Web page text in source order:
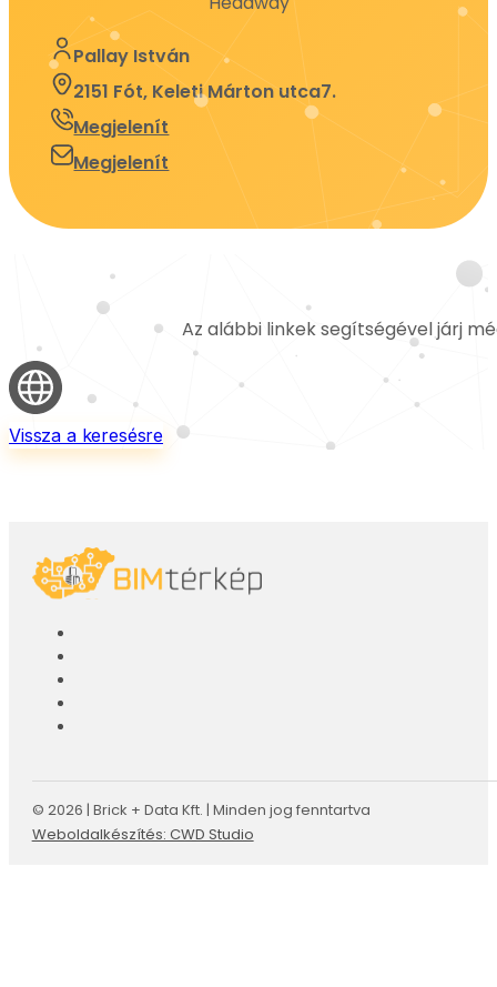
Pallay István
2151 Fót, Keleti Márton utca7.
Megjelenít
Megjelenít
Az alábbi linkek segítségével járj
Vissza a keresésre
© 2026 | Brick + Data Kft. | Minden jog fenntartva
Weboldalkészítés: CWD Studio